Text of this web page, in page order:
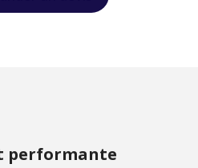
performante